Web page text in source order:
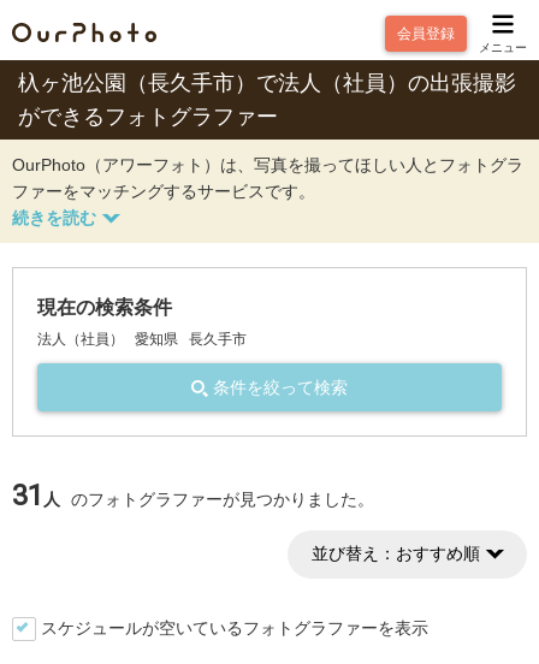
会員登録
メニュー
杁ヶ池公園（長久手市）で法人（社員）の出張撮影
ができるフォトグラファー
OurPhoto（アワーフォト）は、写真を撮ってほしい人とフォトグラ
ファーをマッチングするサービスです。
現在の検索条件
法人（社員） 愛知県 長久手市
条件を絞って検索
31 人 のフォトグラファーが見つかりました。
並び替え： おすすめ順
スケジュールが空いているフォトグラファーを表示